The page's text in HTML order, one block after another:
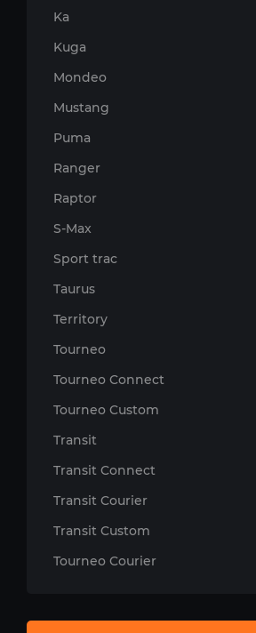
Ka
Kuga
Mondeo
Mustang
Puma
Ranger
Raptor
S-Max
Sport trac
Taurus
Territory
Tourneo
Tourneo Connect
Tourneo Custom
Transit
Transit Connect
Transit Courier
Transit Custom
Tourneo Courier